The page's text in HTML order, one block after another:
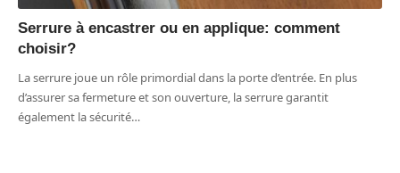
Serrure à encastrer ou en applique: comment
choisir?
La serrure joue un rôle primordial dans la porte d’entrée. En plus
d’assurer sa fermeture et son ouverture, la serrure garantit
également la sécurité…